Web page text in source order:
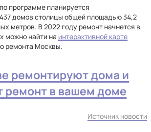
программе планируется
домов столицы общей площадью 34,2
метров. В 2022 году ремонт начнется в
можно найти на интерактивной карте
ремонта Москвы.
ремонтируют дома и
ремонт в вашем доме
Источник новости